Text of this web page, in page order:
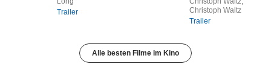
Trailer
Christoph Waltz
Trailer
Alle besten Filme im Kino